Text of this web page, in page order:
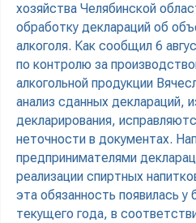
хозяйства Челябинской
обработку деклараций об
алкоголя. Как сообщил 6
по контролю за
алкогольной продукции
анализ сданных деклараций,
декларирования,
неточности в документах.
предпринимателями
реализации спиртных
эта обязанность появилась у
текущего года, в